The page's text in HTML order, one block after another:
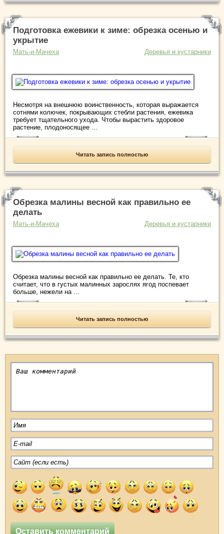
Подготовка ежевики к зиме: обрезка осенью и
укрытие
Мать-и-Мачеха Деревья и кустарники
Несмотря на внешнюю воинственность, которая выражается
сотнями колючек, покрывающих стебли растения, ежевика
требует тщательного ухода. Чтобы вырастить здоровое
растение, плодоносящее ...
Читать запись полностью
Обрезка малины весной как правильно ее
делать
Мать-и-Мачеха Деревья и кустарники
Обрезка малины весной как правильно ее делать. Те, кто
считает, что в густых малинных зарослях ягод поспевает
больше, нежели на ...
Читать запись полностью